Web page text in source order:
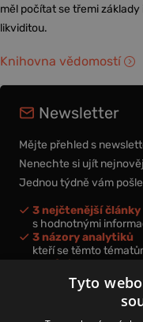
měl počítat se třemi
likviditou.
Knihovna vědomostí
Newsletter
Mějte přehled s
Nenechte si ujít
Jednou týdně vám
3 nejčtenější články
s hodnotnými
3 názory analytiků
kteří se těmto
nová videa a
k prohloubení vašich
Tyto